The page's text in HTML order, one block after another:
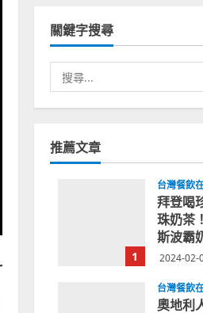
關鍵字搜尋
尋
關
字:
推薦文章
1
台灣餐飲
拜登喝
珠奶茶
斯波霸
2024-02-
台灣餐飲
奧地利